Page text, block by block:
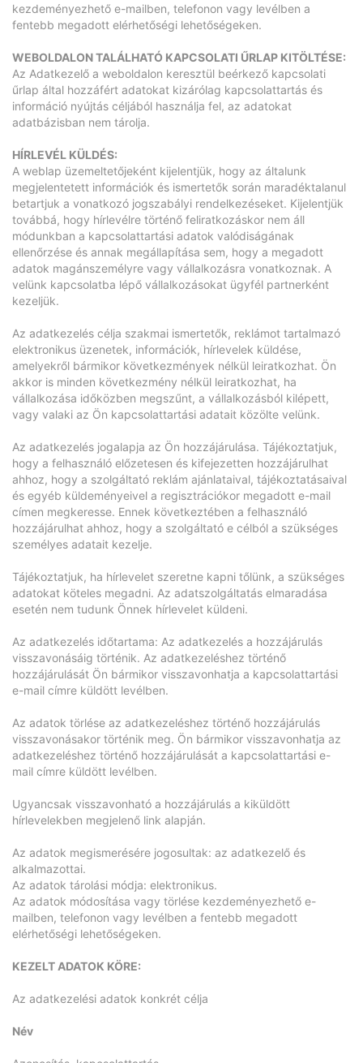
kezdeményezhető e-mailben, telefonon vagy levélben a
fentebb megadott elérhetőségi lehetőségeken.
WEBOLDALON TALÁLHATÓ KAPCSOLATI ŰRLAP KITÖLTÉSE:
Az Adatkezelő a weboldalon keresztül beérkező kapcsolati
űrlap által hozzáfért adatokat kizárólag kapcsolattartás és
információ nyújtás céljából használja fel, az adatokat
adatbázisban nem tárolja.
HÍRLEVÉL KÜLDÉS:
A weblap üzemeltetőjeként kijelentjük, hogy az általunk
megjelentetett információk és ismertetők során maradéktalanul
betartjuk a vonatkozó jogszabályi rendelkezéseket. Kijelentjük
továbbá, hogy hírlevélre történő feliratkozáskor nem áll
módunkban a kapcsolattartási adatok valódiságának
ellenőrzése és annak megállapítása sem, hogy a megadott
adatok magánszemélyre vagy vállalkozásra vonatkoznak. A
velünk kapcsolatba lépő vállalkozásokat ügyfél partnerként
kezeljük.
Az adatkezelés célja szakmai ismertetők, reklámot tartalmazó
elektronikus üzenetek, információk, hírlevelek küldése,
amelyekről bármikor következmények nélkül leiratkozhat. Ön
akkor is minden következmény nélkül leiratkozhat, ha
vállalkozása időközben megszűnt, a vállalkozásból kilépett,
vagy valaki az Ön kapcsolattartási adatait közölte velünk.
Az adatkezelés jogalapja az Ön hozzájárulása. Tájékoztatjuk,
hogy a felhasználó előzetesen és kifejezetten hozzájárulhat
ahhoz, hogy a szolgáltató reklám ajánlataival, tájékoztatásaival
és egyéb küldeményeivel a regisztrációkor megadott e-mail
címen megkeresse. Ennek következtében a felhasználó
hozzájárulhat ahhoz, hogy a szolgáltató e célból a szükséges
személyes adatait kezelje.
Tájékoztatjuk, ha hírlevelet szeretne kapni tőlünk, a szükséges
adatokat köteles megadni. Az adatszolgáltatás elmaradása
esetén nem tudunk Önnek hírlevelet küldeni.
Az adatkezelés időtartama: Az adatkezelés a hozzájárulás
visszavonásáig történik. Az adatkezeléshez történő
hozzájárulását Ön bármikor visszavonhatja a kapcsolattartási
e-mail címre küldött levélben.
Az adatok törlése az adatkezeléshez történő hozzájárulás
visszavonásakor történik meg. Ön bármikor visszavonhatja az
adatkezeléshez történő hozzájárulását a kapcsolattartási e-
mail címre küldött levélben.
Ugyancsak visszavonható a hozzájárulás a kiküldött
hírlevelekben megjelenő link alapján.
Az adatok megismerésére jogosultak: az adatkezelő és
alkalmazottai.
Az adatok tárolási módja: elektronikus.
Az adatok módosítása vagy törlése kezdeményezhető e-
mailben, telefonon vagy levélben a fentebb megadott
elérhetőségi lehetőségeken.
KEZELT ADATOK KÖRE:
Az adatkezelési adatok konkrét célja
Név